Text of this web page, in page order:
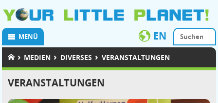
MENÜ EN
› MEDIEN › DIVERSES › VERANSTALTUNGEN
VERANSTALTUNGEN